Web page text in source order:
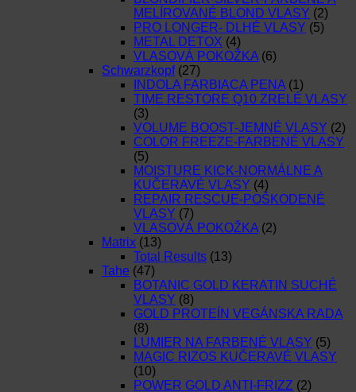
MELÍROVANÉ BLOND VLASY (2)
PRO LONGER- DLHÉ VLASY (5)
METAL DETOX (4)
VLASOVÁ POKOŽKA (6)
Schwarzkopf (27)
INDOLA FARBIACA PENA (1)
TIME RESTORE Q10 ZRELÉ VLASY
(3)
VOLUME BOOST-JEMNÉ VLASY (2)
COLOR FREEZE-FARBENÉ VLASY
(5)
MOISTURE KICK-NORMÁLNE A
KUČERAVÉ VLASY (4)
REPAIR RESCUE-POŠKODENÉ
VLASY (7)
VLASOVÁ POKOŽKA (2)
Matrix (13)
Total Results (13)
Tahe (47)
BOTANIC GOLD KERATIN SUCHÉ
VLASY (8)
GOLD PROTEÍN VEGÁNSKA RADA
(8)
LUMIER NA FARBENÉ VLASY (5)
MAGIC RIZOS KUČERAVÉ VLASY
(10)
POWER GOLD ANTI-FRIZZ (2)